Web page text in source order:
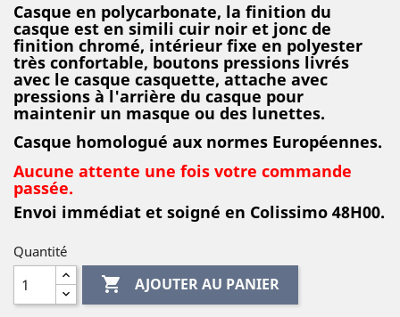
Casque en polycarbonate, la finition du
casque est en simili cuir noir et jonc de
finition chromé, intérieur fixe en polyester
très confortable, boutons pressions livrés
avec le casque casquette, attache avec
pressions à l'arrière du casque pour
maintenir un masque ou des lunettes.
Casque homologué aux normes Européennes.
Aucune attente une fois votre commande
passée.
Envoi immédiat et soigné en Colissimo 48H00.
Quantité
 AJOUTER AU PANIER